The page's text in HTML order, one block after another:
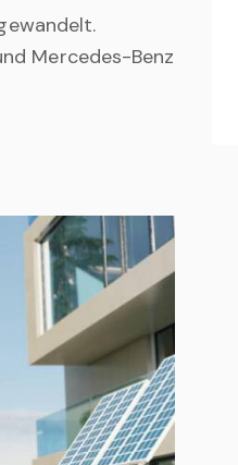
Mercedes-Benz